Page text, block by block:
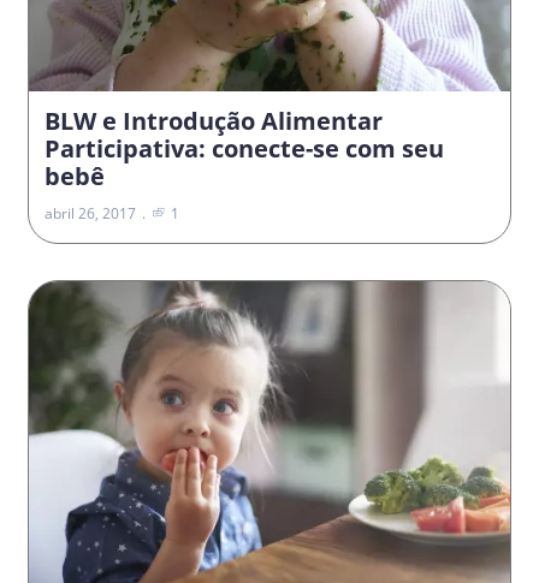
BLW e Introdução Alimentar
Participativa: conecte-se com seu
bebê
abril 26, 2017 1